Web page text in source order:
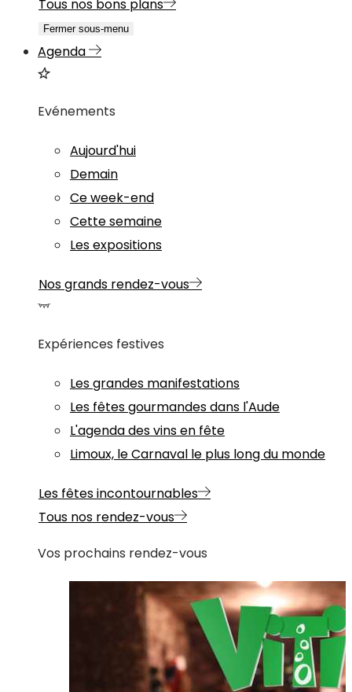
Tous nos bons plans
Fermer sous-menu
Agenda
Evénements
Aujourd'hui
Demain
Ce week-end
Cette semaine
Les expositions
Nos grands rendez-vous
Expériences festives
Les grandes manifestations
Les fêtes gourmandes dans l'Aude
L'agenda des vins en fête
Limoux, le Carnaval le plus long du monde
Les fêtes incontournables
Tous nos rendez-vous
Vos prochains rendez-vous